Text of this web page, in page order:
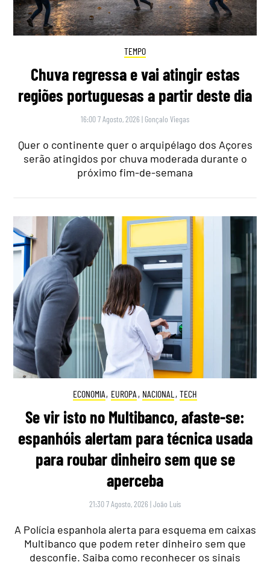
TEMPO
Chuva regressa e vai atingir estas
regiões portuguesas a partir deste dia
16:00 7 Agosto, 2026 | Gonçalo Viegas
Quer o continente quer o arquipélago dos Açores
serão atingidos por chuva moderada durante o
próximo fim-de-semana
ECONOMIA, EUROPA , NACIONAL , TECH
Se vir isto no Multibanco, afaste-se:
espanhóis alertam para técnica usada
para roubar dinheiro sem que se
aperceba
21:30 7 Agosto, 2026 |João Luís
A Polícia espanhola alerta para esquema em caixas
Multibanco que podem reter dinheiro sem que
desconfie. Saiba como reconhecer os sinais